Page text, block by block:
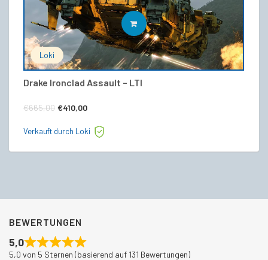
Loki
Drake Ironclad Assault – LTI
€665,00 Ursprünglicher
€410,00
Preis
ist:
IN DEN WARENKORB
Verkauft durch Loki
BEWERTUNGEN
5,0
5,0 von 5 Sternen (basierend auf 131 Bewertungen)